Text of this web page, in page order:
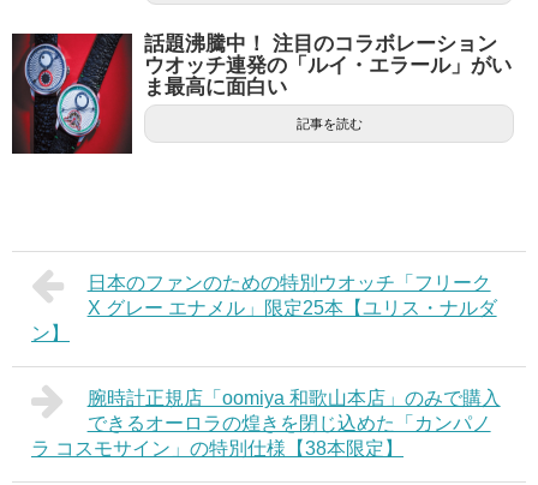
話題沸騰中！ 注目のコラボレーション
ウオッチ連発の「ルイ・エラール」がい
ま最高に面白い
記事を読む
日本のファンのための特別ウオッチ「フリーク
X グレー エナメル」限定25本【ユリス・ナルダ
ン】
腕時計正規店「oomiya 和歌山本店」のみで購入
できるオーロラの煌きを閉じ込めた「カンパノ
ラ コスモサイン」の特別仕様【38本限定】